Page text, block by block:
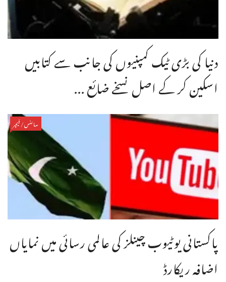
دنیا کی بڑی ٹیک کمپنیوں کی جانب سے کتابیں
اسکین کر کے اصل نسخے ضائع ...
سائنس/فیچر
پاکستانی یوٹیوب چینلز کی عالمی رسائی میں نمایاں
اضافہ ریکارڈ